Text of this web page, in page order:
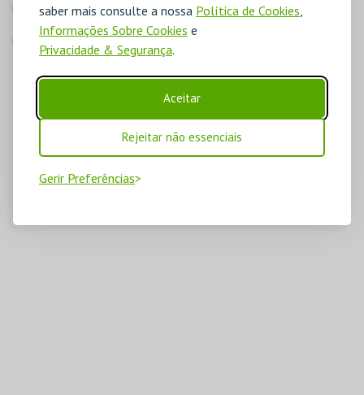
saber mais consulte a nossa Política de Cookies
Informações Sobre Cookies e
Privacidade & Segurança.
Aceitar
Rejeitar não essenciais
Gerir Preferências
RUA DR. CALADO N.º 1
3080-153 Figueira da Foz
Direcções para Casino Figueira